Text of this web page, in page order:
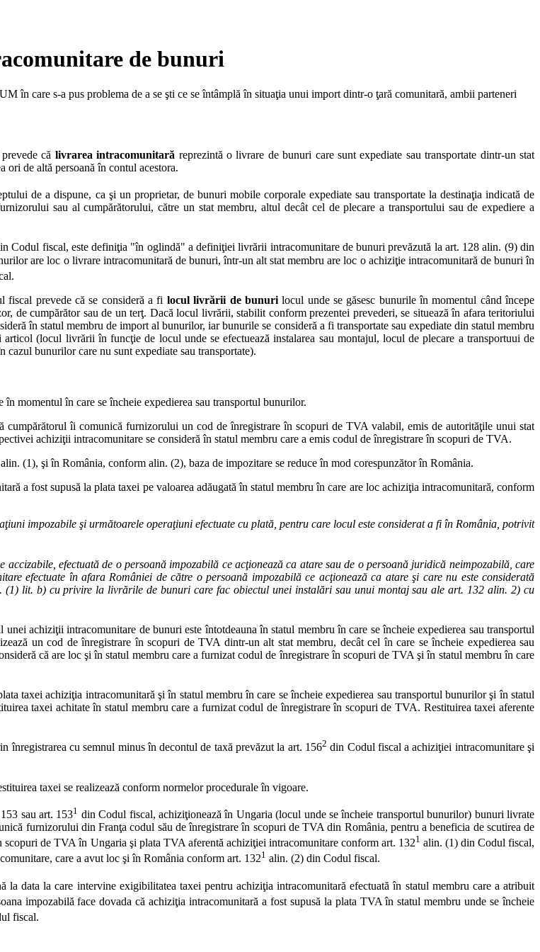
de bunuri
în care s-a pus problema de a se şti ce se întâmplă în situaţia unui import dintr-o ţară comunitară, ambii parteneri
că livrarea intracomunitară reprezintă o livrare de bunuri care sunt expediate sau transportate dintr-un stat
ori de altă persoană în contul acestora.
de a dispune, ca şi un proprietar, de bunuri mobile corporale expediate sau transportate la destinaţia indicată de
sau al cumpărătorului, către un stat membru, altul decât cel de plecare a transportului sau de expediere a
Codul fiscal, este definiţia "în oglindă" a definiţiei livrării intracomunitare de bunuri prevăzută la art. 128 alin. (9) din
are loc o livrare intracomunitară de bunuri, într-un alt stat membru are loc o achiziţie intracomunitară de bunuri în
fiscal prevede că se consideră a fi locul livrării de bunurilocul unde se găsesc bunurile în momentul când începe
de cumpărător sau de un terţ. Dacă locul livrării, stabilit conform prezentei prevederi, se situează în afara teritoriului
în statul membru de import al bunurilor, iar bunurile se consideră a fi transportate sau expediate din statul membru
(locul livrării în funcţie de locul unde se efectuează instalarea sau montajul, locul de plecare a transportuui de
bunurilor care nu sunt expediate sau transportate).
momentul în care se încheie expedierea sau transportul bunurilor.
cumpărătorul îi comunică furnizorului un cod de înregistrare în scopuri de TVA valabil, emis de autorităţile unui stat
achiziţii intracomunitare se consideră în statul membru care a emis codul de înregistrare în scopuri de TVA.
(1), şi în România, conform alin. (2), baza de impozitare se reduce în mod corespunzător în România.
a fost supusă la plata taxei pe valoarea adăugată în statul membru în care are loc achiziţia intracomunitară, conform
impozabile şi următoarele operaţiuni efectuate cu plată, pentru care locul este considerat a fi în România, potrivit
efectuată de o persoană impozabilă ce acţionează ca atare sau de o persoană juridică neimpozabilă, care
efectuate în afara României de către o persoană impozabilă ce acţionează ca atare şi care nu este considerată
lit. b) cu privire la livrările de bunuri care fac obiectul unei instalări sau unui montaj sau ale art. 132 alin. 2) cu
achiziţii intracomunitare de bunuri este întotdeauna în statul membru în care se încheie expedierea sau transportul
un cod de înregistrare în scopuri de TVA dintr-un alt stat membru, decât cel în care se încheie expedierea sau
că are loc şi în statul membru care a furnizat codul de înregistrare în scopuri de TVA şi în statul membru în care
taxei achiziţia intracomunitară şi în statul membru în care se încheie expedierea sau transportul bunurilor şi în statul
taxei achitate în statul membru care a furnizat codul de înregistrare în scopuri de TVA. Restituirea taxei aferente
cu semnul minus în decontul de taxă prevăzut la art. 1562 din Codul fiscal a achiziţiei intracomunitare şi
taxei se realizează conform normelor procedurale în vigoare.
sau art. 1531 din Codul fiscal, achiziţionează în Ungaria (locul unde se încheie transportul bunurilor) bunuri livrate
furnizorului din Franţa codul său de înregistrare în scopuri de TVA din România, pentru a beneficia de scutirea de
de TVA în Ungaria şi plata TVA aferentă achiziţiei intracomunitare conform art. 1321 alin. (1) din Codul fiscal,
care a avut loc şi în România conform art. 1321 alin. (2) din Codul fiscal.
data la care intervine exigibilitatea taxei pentru achiziţia intracomunitară efectuată în statul membru care a atribuit
impozabilă face dovada că achiziţia intracomunitară a fost supusă la plata TVA în statul membru unde se încheie
fiscal.